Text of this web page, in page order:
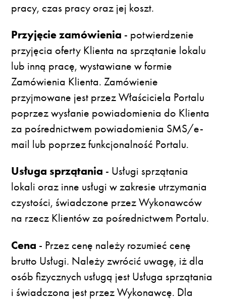
pracy, czas pracy oraz jej koszt.
Przyjęcie zamówienia - potwierdzenie
przyjęcia oferty Klienta na sprzątanie lokalu
lub inną pracę, wystawiane w formie
Zamówienia Klienta. Zamówienie
przyjmowane jest przez Właściciela Portalu
poprzez wysłanie powiadomienia do Klienta
za pośrednictwem powiadomienia SMS/e-
mail lub poprzez funkcjonalność Portalu.
Usługa sprzątania - Usługi sprzątania
lokali oraz inne usługi w zakresie utrzymania
czystości, świadczone przez Wykonawców
na rzecz Klientów za pośrednictwem Portalu.
Cena - Przez cenę należy rozumieć cenę
brutto Usługi. Należy zwrócić uwagę, iż dla
osób fizycznych usługą jest Usługa sprzątania
i świadczona jest przez Wykonawcę. Dla